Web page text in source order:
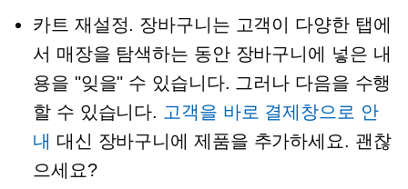
카트 재설정. 장바구니는 고객이 다양한 탭에
서 매장을 탐색하는 동안 장바구니에 넣은 내
용을 "잊을" 수 있습니다. 그러나 다음을 수행
할 수 있습니다. 고객을 바로 결제창으로 안
내 대신 장바구니에 제품을 추가하세요. 괜찮
으세요?